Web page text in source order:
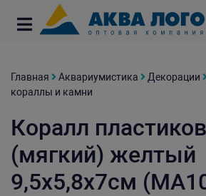
Главная Аквариумистика Декорации
кораллы и камни
Коралл
(мягкий) желтый
9,5x5,8x7см